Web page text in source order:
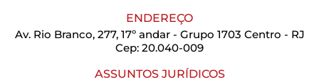
ENDEREÇO
Av. Rio Branco, 277, 17º andar - Grupo 1703 Centro - RJ
Cep: 20.040-009
ASSUNTOS JURÍDICOS